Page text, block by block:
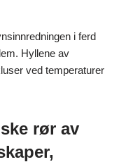
i ferd
Hyllene av
ved temperaturer
rør av